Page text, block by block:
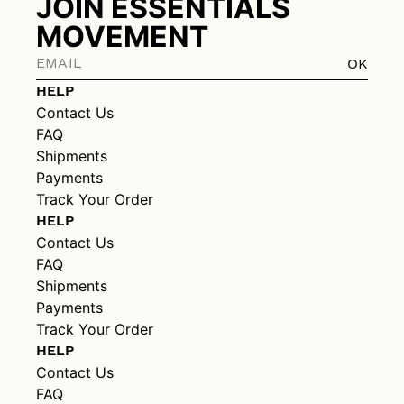
HELP
Contact Us
FAQ
Shipments
Payments
Track Your Order
HELP
Contact Us
FAQ
Shipments
Payments
Track Your Order
HELP
Contact Us
FAQ
JOIN ESSENTIALS
MOVEMENT
OK